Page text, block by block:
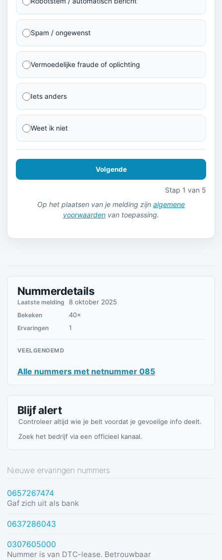
Spam / ongewenst
Vermoedelijke fraude of oplichting
Iets anders
Weet ik niet
Volgende
Stap 1 van 5
Op het plaatsen van je melding zijn algemene
voorwaarden van toepassing.
Nummerdetails
Laatste melding 8 oktober 2025
Bekeken 40×
Ervaringen 1
VEELGENOEMD
Alle nummers met netnummer 085
Blijf alert
Controleer altijd wie je belt voordat je gevoelige info deelt.
Zoek het bedrijf via een officieel kanaal.
Nieuwe ervaringen nummers
0657267474
Gaf zich uit als bank
0637286043
0307605000
Nummer is van DTC-lease. Betrouwbaar